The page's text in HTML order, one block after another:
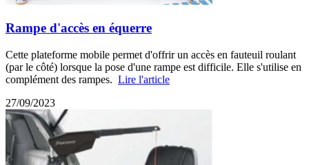
Rampe d'accès en équerre
Cette plateforme mobile permet d'offrir un accès en fauteuil roulant
(par le côté) lorsque la pose d'une rampe est difficile. Elle s'utilise en
complément des rampes. Lire l'article
27/09/2023